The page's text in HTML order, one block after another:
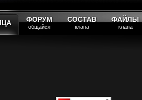
ФОРУМ
общайся
СОСТАВ
клана
ФАЙЛЫ
клана